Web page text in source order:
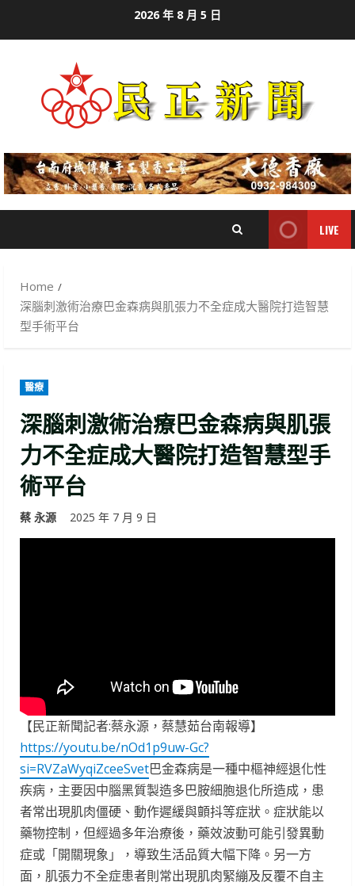
2026 年 8 月 5 日
LIVE
Home
深腦刺激術治療巴金森病與肌張力不全症成大醫院打造智慧
型手術平台
醫療
深腦刺激術治療巴金森病與肌張
力不全症成大醫院打造智慧型手
術平台
蔡 永源 2025 年 7 月 9 日
【民正新聞記者:蔡永源，蔡慧茹台南報導】
https://youtu.be/nOd1p9uw-Gc?
si=RVZaWyqiZceeSvet巴金森病是一種中樞神經退化性
疾病，主要因中腦黑質製造多巴胺細胞退化所造成，患
者常出現肌肉僵硬、動作遲緩與顫抖等症狀。症狀能以
藥物控制，但經過多年治療後，藥效波動可能引發異動
症或「開關現象」，導致生活品質大幅下降。另一方
面，肌張力不全症患者則常出現肌肉緊繃及反覆不自主